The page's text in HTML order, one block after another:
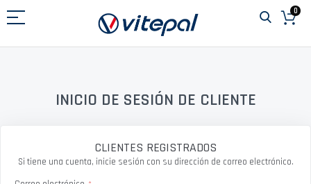
al
0
INICIO DE SESIÓN DE CLIENTE
CLIENTES REGISTRADOS
Si tiene una cuenta, inicie sesión con su dirección de correo electrónico.